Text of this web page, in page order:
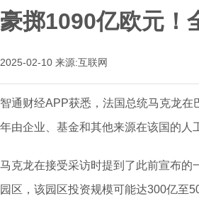
豪掷1090亿欧元！
2025-02-10 来源:互联网
智通财经APP获悉，法国总统马克龙
年由企业、基金和其他来源在该国的
马克龙在接受采访时提到了此前宣布
园区，该园区投资规模可能达300亿至